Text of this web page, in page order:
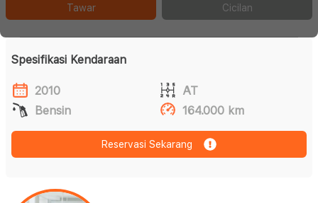
Tawar Cicilan
Spesifikasi Kendaraan
2010
AT
Bensin
164.000 km
Reservasi Sekarang